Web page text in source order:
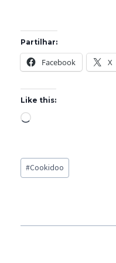
Partilhar:
Facebook X
Like this:
L
d
i
…
Post
Tags:
#Cookidoo